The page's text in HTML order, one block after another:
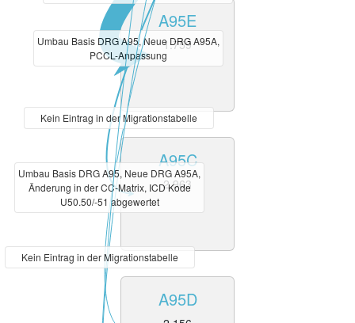
A95E
1.759
A95C
2.963
A95D
Umbau Basis DRG A95, Neue DRG A95A,
PCCL-Anpassung
Kein Eintrag in der Migrationstabelle
Umbau Basis DRG A95, Neue DRG A95A,
Änderung in der CC-Matrix, ICD Kode
U50.50/-51 abgewertet
Kein Eintrag in der Migrationstabelle